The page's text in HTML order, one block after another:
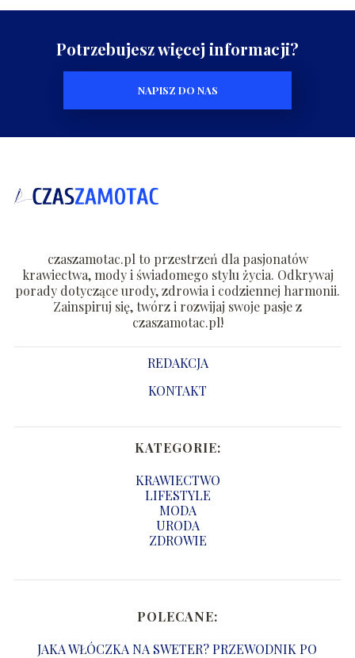
Potrzebujesz więcej informacji?
NAPISZ DO NAS
czaszamotac.pl to przestrzeń dla pasjonatów
krawiectwa, mody i świadomego stylu życia. Odkrywaj
porady dotyczące urody, zdrowia i codziennej harmonii.
Zainspiruj się, twórz i rozwijaj swoje pasje z
czaszamotac.pl!
REDAKCJA
KONTAKT
KATEGORIE:
KRAWIECTWO
LIFESTYLE
MODA
URODA
ZDROWIE
POLECANE:
JAKA WŁÓCZKA NA SWETER? PRZEWODNIK PO